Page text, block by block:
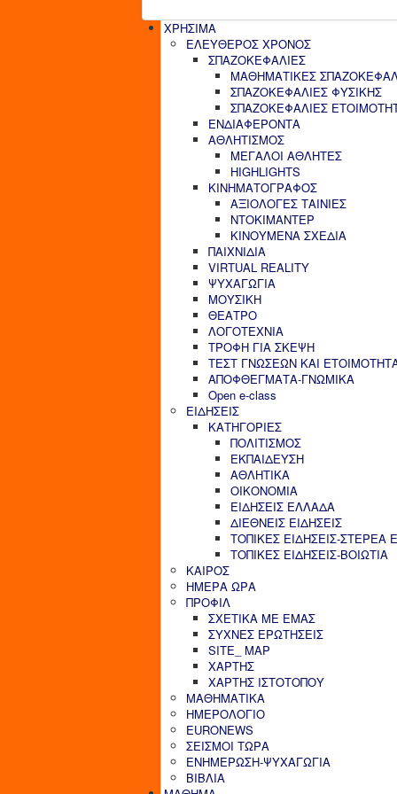
ΧΡΗΣΙΜΑ
ΕΛΕΥΘΕΡΟΣ ΧΡΟΝΟΣ
ΣΠΑΖΟΚΕΦΑΛΙΕΣ
ΜΑΘΗΜΑΤΙΚΕΣ
ΣΠΑΖΟΚΕΦΑΛΙΕΣ ΦΥΣΙΚΗΣ
ΣΠΑΖΟΚΕΦΑΛΙΕΣ
ΕΝΔΙΑΦΕΡΟΝΤΑ
ΑΘΛΗΤΙΣΜΟΣ
ΜΕΓΑΛΟΙ ΑΘΛΗΤΕΣ
HIGHLIGHTS
ΚΙΝΗΜΑΤΟΓΡΑΦΟΣ
ΑΞΙΟΛΟΓΕΣ ΤΑΙΝΙΕΣ
ΝΤΟΚΙΜΑΝΤΕΡ
ΚΙΝΟΥΜΕΝΑ ΣΧΕΔΙΑ
ΠΑΙΧΝΙΔΙΑ
VIRTUAL REALITY
ΨΥΧΑΓΩΓΙΑ
ΜΟΥΣΙΚΗ
ΘΕΑΤΡΟ
ΛΟΓΟΤΕΧΝΙΑ
ΤΡΟΦΗ ΓΙΑ ΣΚΕΨΗ
ΤΕΣΤ ΓΝΩΣΕΩΝ ΚΑΙ
ΑΠΟΦΘΕΓΜΑΤΑ-ΓΝΩΜΙΚΑ
Open e-class
ΕΙΔΗΣΕΙΣ
ΚΑΤΗΓΟΡΙΕΣ
ΠΟΛΙΤΙΣΜΟΣ
ΕΚΠΑΙΔΕΥΣΗ
ΑΘΛΗΤΙΚΑ
ΟΙΚΟΝΟΜΙΑ
ΕΙΔΗΣΕΙΣ ΕΛΛΑΔΑ
ΔΙΕΘΝΕΙΣ ΕΙΔΗΣΕΙΣ
ΤΟΠΙΚΕΣ ΕΙΔΗΣΕΙΣ-ΣΤΕΡΕΑ
ΤΟΠΙΚΕΣ ΕΙΔΗΣΕΙΣ-ΒΟΙΩΤΙΑ
ΚΑΙΡΟΣ
ΗΜΕΡΑ ΩΡΑ
ΠΡΟΦΙΛ
ΣΧΕΤΙΚΑ ΜΕ ΕΜΑΣ
ΣΥΧΝΕΣ ΕΡΩΤΗΣΕΙΣ
SITE_ MAP
ΧΑΡΤΗΣ
ΧΑΡΤΗΣ ΙΣΤΟΤΟΠΟΥ
ΜΑΘΗΜΑΤΙΚΑ
ΗΜΕΡΟΛΟΓΙΟ
EURONEWS
ΣΕΙΣΜΟΙ ΤΩΡΑ
ΕΝΗΜΕΡΩΣΗ-ΨΥΧΑΓΩΓΙΑ
ΒΙΒΛΙΑ